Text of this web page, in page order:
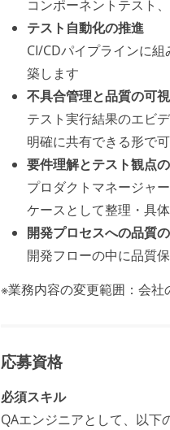
コンポーネントテスト
テスト自動化の推進
CI/CDパイプラインに
築します
不具合管理と品質の可
テスト実行結果のエビ
明確に共有できる形で
要件理解とテスト観点
プロダクトマネージャ
ケースとして整理・具
開発プロセスへの品質
開発フローの中に品質
※業務内容の変更範囲：会社
応募資格
必須スキル
QAエンジニアとして、以下